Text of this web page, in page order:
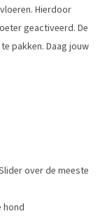
Hierdoor
geactiveerd. De
pakken. Daag jouw
over de meeste
hond